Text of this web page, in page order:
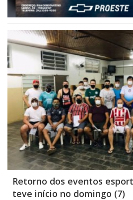
Retorno dos eventos
teve início no domingo (7)